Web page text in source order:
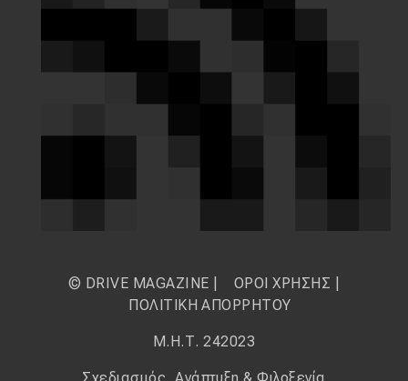
© DRIVE MAGAZINE | ΟΡΟΙ ΧΡΗΣΗΣ
ΠΟΛΙΤΙΚΗ ΑΠΟΡΡΗΤΟΥ
Μ.Η.Τ. 242023
Σχεδιασμός, Ανάπτυξη & Φιλοξενία